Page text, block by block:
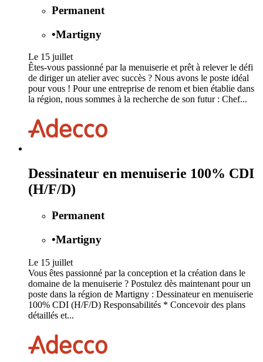
Permanent
•Martigny
Le 15 juillet
Êtes-vous passionné par la menuiserie et prêt à relever le défi
de diriger un atelier avec succès ? Nous avons le poste idéal
pour vous ! Pour une entreprise de renom et bien établie dans
la région, nous sommes à la recherche de son futur : Chef...
Dessinateur en menuiserie 100% CDI
(H/F/D)
Permanent
•Martigny
Le 15 juillet
Vous êtes passionné par la conception et la création dans le
domaine de la menuiserie ? Postulez dès maintenant pour un
poste dans la région de Martigny : Dessinateur en menuiserie
100% CDI (H/F/D) Responsabilités * Concevoir des plans
détaillés et...